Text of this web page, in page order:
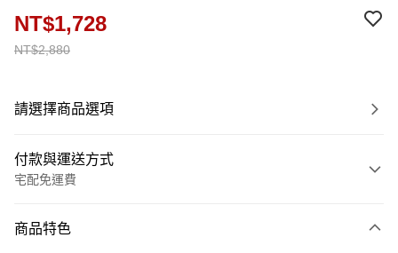
NT$2,880
NT$1,728
請選擇商品選項
付款與運送方式
宅配免運費
信用卡一次付款
商品特色